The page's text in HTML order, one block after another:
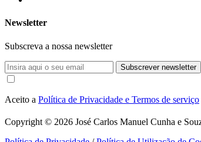
Newsletter
Subscreva a nossa newsletter
Subscrever newsletter
Aceito a Política de Privacidade e Termos de serviço
Copyright © 2026 José Carlos Manuel Cunha e